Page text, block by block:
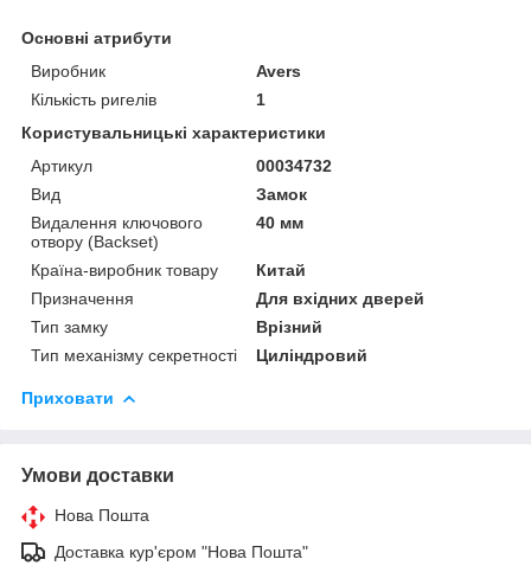
Основні атрибути
Виробник
Avers
Кількість ригелів
1
Користувальницькі характеристики
Артикул
00034732
Вид
Замок
Видалення ключового
отвору (Backset)
40 мм
Країна-виробник товару
Китай
Призначення
Для вхідних дверей
Тип замку
Врізний
Тип механізму секретності
Циліндровий
Приховати
Умови доставки
Нова Пошта
Доставка кур'єром "Нова Пошта"